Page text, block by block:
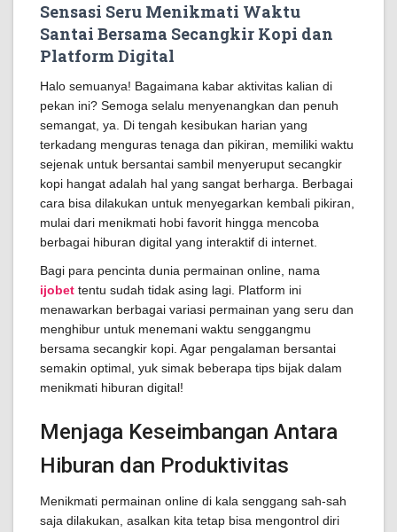
Sensasi Seru Menikmati Waktu
Santai Bersama Secangkir Kopi dan
Platform Digital
Halo semuanya! Bagaimana kabar aktivitas kalian di
pekan ini? Semoga selalu menyenangkan dan penuh
semangat, ya. Di tengah kesibukan harian yang
terkadang menguras tenaga dan pikiran, memiliki waktu
sejenak untuk bersantai sambil menyeruput secangkir
kopi hangat adalah hal yang sangat berharga. Berbagai
cara bisa dilakukan untuk menyegarkan kembali pikiran,
mulai dari menikmati hobi favorit hingga mencoba
berbagai hiburan digital yang interaktif di internet.
Bagi para pencinta dunia permainan online, nama
ijobet tentu sudah tidak asing lagi. Platform ini
menawarkan berbagai variasi permainan yang seru dan
menghibur untuk menemani waktu senggangmu
bersama secangkir kopi. Agar pengalaman bersantai
semakin optimal, yuk simak beberapa tips bijak dalam
menikmati hiburan digital!
Menjaga Keseimbangan Antara
Hiburan dan Produktivitas
Menikmati permainan online di kala senggang sah-sah
saja dilakukan, asalkan kita tetap bisa mengontrol diri